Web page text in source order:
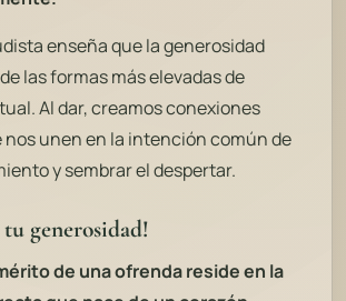
enseña que la generosidad
las formas más elevadas de
Al dar, creamos conexiones
unen en la intención común de
y sembrar el despertar.
generosidad!
de una ofrenda reside en la